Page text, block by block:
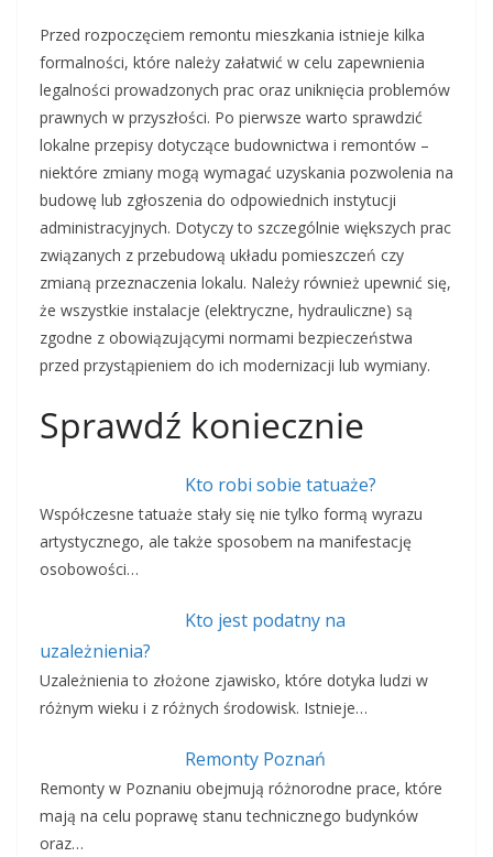
Przed rozpoczęciem remontu mieszkania istnieje kilka
formalności, które należy załatwić w celu zapewnienia
legalności prowadzonych prac oraz uniknięcia problemów
prawnych w przyszłości. Po pierwsze warto sprawdzić
lokalne przepisy dotyczące budownictwa i remontów –
niektóre zmiany mogą wymagać uzyskania pozwolenia na
budowę lub zgłoszenia do odpowiednich instytucji
administracyjnych. Dotyczy to szczególnie większych prac
związanych z przebudową układu pomieszczeń czy
zmianą przeznaczenia lokalu. Należy również upewnić się,
że wszystkie instalacje (elektryczne, hydrauliczne) są
zgodne z obowiązującymi normami bezpieczeństwa
przed przystąpieniem do ich modernizacji lub wymiany.
Sprawdź koniecznie
Kto robi sobie tatuaże?
Współczesne tatuaże stały się nie tylko formą wyrazu
artystycznego, ale także sposobem na manifestację
osobowości…
Kto jest podatny na
uzależnienia?
Uzależnienia to złożone zjawisko, które dotyka ludzi w
różnym wieku i z różnych środowisk. Istnieje…
Remonty Poznań
Remonty w Poznaniu obejmują różnorodne prace, które
mają na celu poprawę stanu technicznego budynków
oraz…